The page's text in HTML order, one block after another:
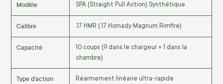
Modèle SPA (Straight Pull Action) Synthétique
Calibre .17 HMR (.17 Hornady Magnum Rimfire)
Capacité
10 coups (9 dans le chargeur + 1 dans la
chambre)
Type d'action Réarmement linéaire ultra-rapide